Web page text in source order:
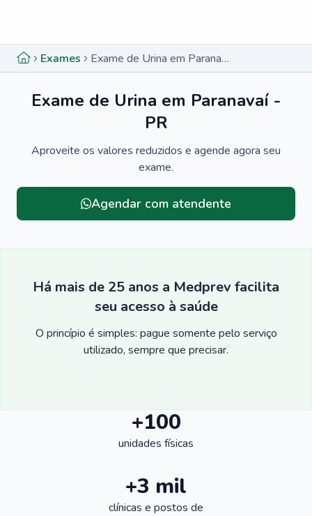
Exames Exame de Urina em Paranavaí - PR
Exame de Urina em Paranavaí -
PR
Aproveite os valores reduzidos e agende agora seu
exame.
Agendar com atendente
Há mais de 25 anos a Medprev facilita
seu acesso à saúde
O princípio é simples: pague somente pelo serviço
utilizado, sempre que precisar.
+100
unidades físicas
+3 mil
clínicas e postos de